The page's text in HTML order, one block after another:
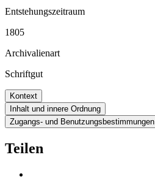
Entstehungszeitraum
1805
Archivalienart
Schriftgut
Kontext
Inhalt und innere Ordnung
Zugangs- und Benutzungsbestimmungen
Teilen